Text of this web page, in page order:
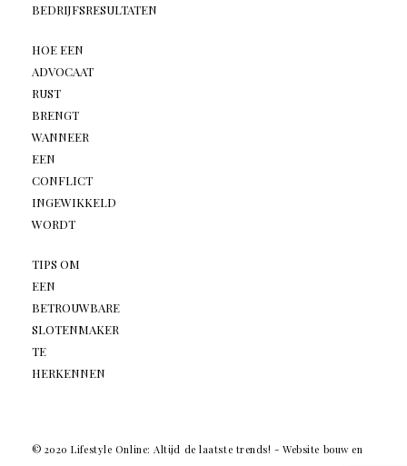
BEDRIJFSRESULTATEN
HOE EEN
ADVOCAAT
RUST
BRENGT
WANNEER
EEN
CONFLICT
INGEWIKKELD
WORDT
TIPS OM
EEN
BETROUWBARE
SLOTENMAKER
TE
HERKENNEN
© 2020 Lifestyle Online: Altijd de laatste trends! -Website bouw en